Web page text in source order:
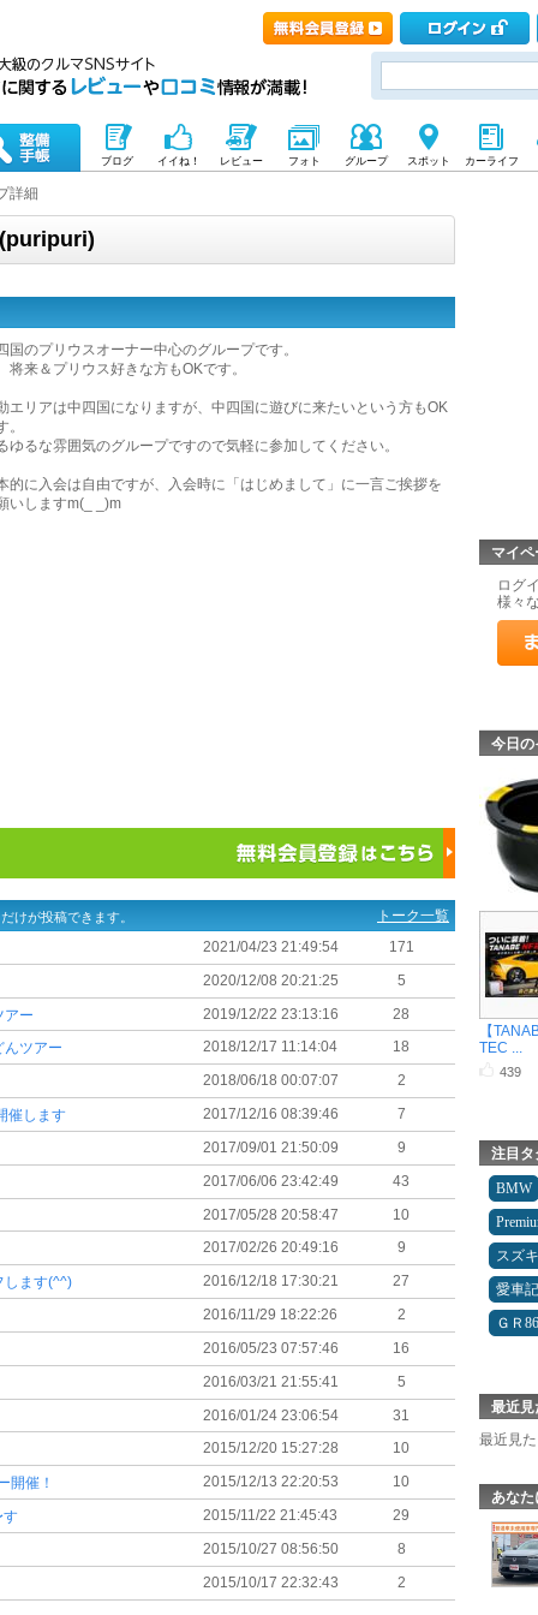
ブログ イイね！ レビュー フォト グループ スポット カーライフ
詳細
国のプリウスオーナー中心のグループです。
将来＆プリウス好きな方もOKです。
エリアは中四国になりますが、中四国に遊びに来たいという方もOK
。
ゆるな雰囲気のグループですので気軽に参加してください。
的に入会は自由ですが、入会時に「はじめまして」に一言ご挨拶を
いしますm(_ _)m
けが投稿できます。
トーク一覧
2021/04/23 21:49:54
171
2020/12/08 20:21:25
5
ー 2019/12/22 23:13:16 28
んツアー 2018/12/17 11:14:04
18
2018/06/18 00:07:07
2
催します 2017/12/16 08:39:46
7
2017/09/01 21:50:09
9
2017/06/06 23:42:49
43
2017/05/28 20:58:47
10
2017/02/26 20:49:16
9
します(^^) 2016/12/18 17:30:21
27
2016/11/29 18:22:26
2
2016/05/23 07:57:46
16
2016/03/21 21:55:41
5
2016/01/24 23:06:54
31
2015/12/20 15:27:28
10
開催！ 2015/12/13 22:20:53 10
す 2015/11/22 21:45:43
29
2015/10/27 08:56:50
8
2015/10/17 22:32:43
2
マイ
ログ
様々
今日の
【
TEC ...
439
注目タ
BMW
スズキ
愛車
ＧＲ86
最近見
最近見
あなた